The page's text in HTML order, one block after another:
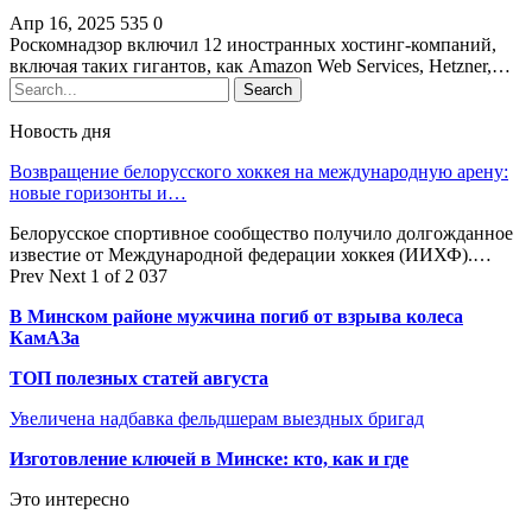
Апр 16, 2025 535 0
Роскомнадзор включил 12 иностранных хостинг-компаний,
включая таких гигантов, как Amazon Web Services, Hetzner,…
Новость дня
Возвращение белорусского хоккея на международную арену:
новые горизонты и…
Белорусское спортивное сообщество получило долгожданное
известие от Международной федерации хоккея (ИИХФ).…
Prev Next 1 of 2 037
В Минском районе мужчина погиб от взрыва колеса
КамАЗа
ТОП полезных статей августа
Увеличена надбавка фельдшерам выездных бригад
Изготовление ключей в Минске: кто, как и где
Это интересно